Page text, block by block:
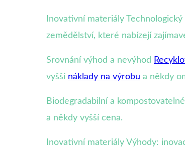
Inovativní materiály
zemědělství, které nabízejí
Srovnání výhod a nevýhod
vyšší náklady na výrobu a někdy
Biodegradabilní a
a někdy vyšší cena.
Inovativní materiály Výhody: